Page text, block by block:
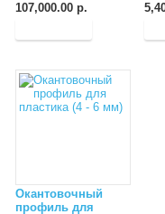
107,000.00 р.
Окантовочный
профиль для